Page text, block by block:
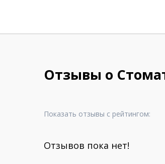
Отзывы о
Показать отзывы с рейтингом:
Отзывов пока нет!